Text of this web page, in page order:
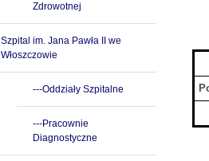
Zdrowotnej
Szpital im. Jana Pawła II we
Włoszczowie
---Oddziały Szpitalne
---Pracownie
Diagnostyczne